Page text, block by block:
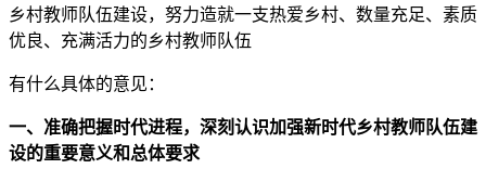
乡村教师队伍建设，努力造就一支热爱乡村、数量充足、素质
优良、充满活力的乡村教师队伍
有什么具体的意见：
一、准确把握时代进程，深刻认识加强新时代乡村教师队伍建
设的重要意义和总体要求